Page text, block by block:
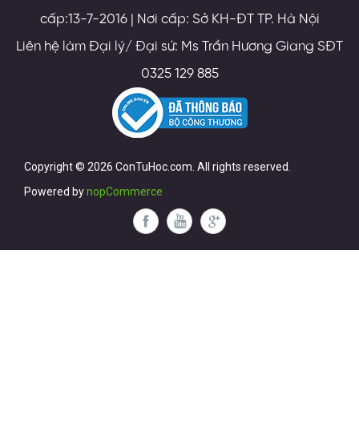
cấp:13-7-2016 | Nơi cấp: Sở KH-ĐT TP. Hà Nội
Liên hệ làm Đại lý/ Đại sứ: Ms Trần Hương Giang SĐT
0325 129 885
Copyright © 2026 ConTuHoc.com. All rights reserved.
Powered bynopCommerce